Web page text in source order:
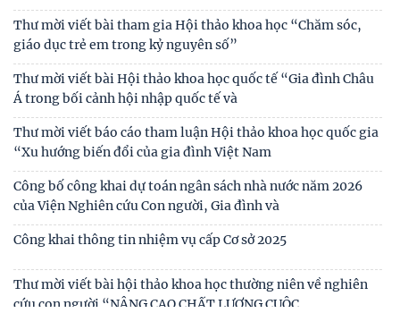
Chủ tịch Viện Hàn lâm Khoa học xã hội Việt Nam thăm và
làm việc tại Viện Khoa học Kinh tế và Xã hội
Thông báo
giáo dục trẻ em trong kỷ nguyên số”
Thư mời viết bài Hội thảo khoa học quốc tế “Gia đình Châu
Á trong bối cảnh hội nhập quốc tế và
Thư mời viết báo cáo tham luận Hội thảo khoa học quốc gia
“Xu hướng biến đổi của gia đình Việt Nam
Công bố công khai dự toán ngân sách nhà nước năm 2026
của Viện Nghiên cứu Con người, Gia đình và
Công khai thông tin nhiệm vụ cấp Cơ sở 2025
Thư mời viết bài hội thảo khoa học thường niên về nghiên
cứu con người “NÂNG CAO CHẤT LƯỢNG CUỘC
Thông báo triệu tập thí sinh đủ điều kiện, tiêu chuẩn, tham